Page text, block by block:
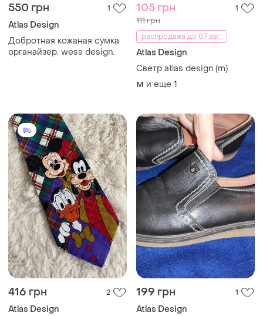
550 грн 1
Atlas Design
Добротная кожаная сумка
органайзер. wess design.
105 грн 1
111 грн
распродажа до 07 авг.
Atlas Design
Светр atlas design (m)
M и еще 1
416 грн 2
Atlas Design
199 грн 1
Atlas Design